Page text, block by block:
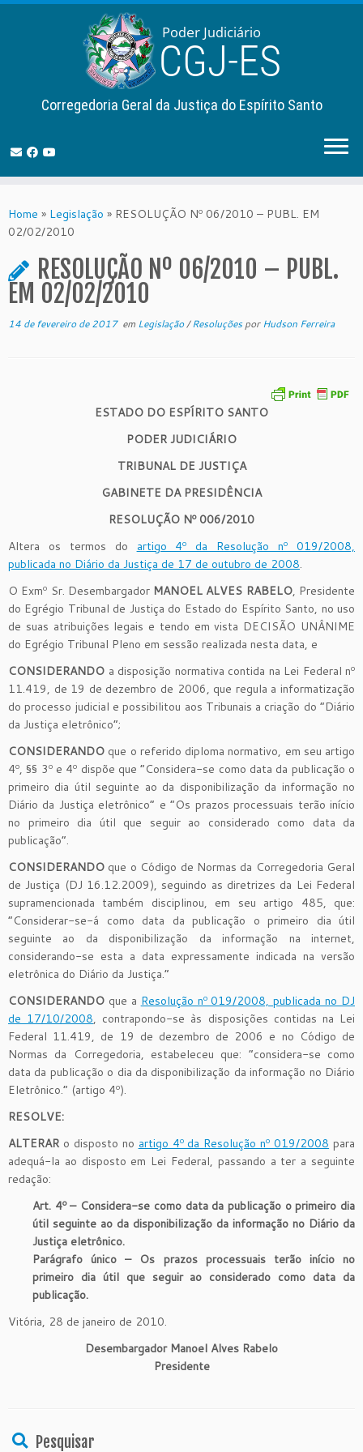
to
content
Corregedoria Geral da Justiça do Espírito Santo
Home » Legislação » RESOLUÇÃO Nº 06/2010 – PUBL. EM
02/02/2010
RESOLUÇÃO Nº 06/2010 – PUBL.
EM 02/02/2010
14 de fevereiro de 2017em Legislação/ResoluçõesporHudson Ferreira
ESTADO DO ESPÍRITO SANTO
PODER JUDICIÁRIO
TRIBUNAL DE JUSTIÇA
GABINETE DA PRESIDÊNCIA
RESOLUÇÃO Nº 006/2010
Altera os termos do artigo 4º da Resolução nº 019/2008,
publicada no Diário da Justiça de 17 de outubro de 2008.
O Exmº Sr. Desembargador MANOEL ALVES RABELO, Presidente
do Egrégio Tribunal de Justiça do Estado do Espírito Santo, no uso
de suas atribuições legais e tendo em vista DECISÃO UNÂNIME
do Egrégio Tribunal Pleno em sessão realizada nesta data, e
CONSIDERANDO a disposição normativa contida na Lei Federal nº
11.419, de 19 de dezembro de 2006, que regula a informatização
do processo judicial e possibilitou aos Tribunais a criação do “Diário
da Justiça eletrônico”;
CONSIDERANDO que o referido diploma normativo, em seu artigo
4º, §§ 3º e 4º dispõe que “Considera-se como data da publicação o
primeiro dia útil seguinte ao da disponibilização da informação no
Diário da Justiça eletrônico” e “Os prazos processuais terão início
no primeiro dia útil que seguir ao considerado como data da
publicação”.
CONSIDERANDO que o Código de Normas da Corregedoria Geral
de Justiça (DJ 16.12.2009), seguindo as diretrizes da Lei Federal
supramencionada também disciplinou, em seu artigo 485, que:
“Considerar-se-á como data da publicação o primeiro dia útil
seguinte ao da disponibilização da informação na internet,
considerando-se esta a data expressamente indicada na versão
eletrônica do Diário da Justiça.”
CONSIDERANDO que a Resolução nº 019/2008, publicada no DJ
de 17/10/2008, contrapondo-se às disposições contidas na Lei
Federal 11.419, de 19 de dezembro de 2006 e no Código de
Normas da Corregedoria, estabeleceu que: “considera-se como
data da publicação o dia da disponibilização da informação no Diário
Eletrônico.” (artigo 4º).
RESOLVE:
ALTERAR o disposto no artigo 4º da Resolução nº 019/2008 para
adequá-la ao disposto em Lei Federal, passando a ter a seguinte
redação:
Art. 4º – Considera-se como data da publicação o primeiro dia
útil seguinte ao da disponibilização da informação no Diário da
Justiça eletrônico.
Parágrafo único – Os prazos processuais terão início no
primeiro dia útil que seguir ao considerado como data da
publicação.
Vitória, 28 de janeiro de 2010.
Desembargador Manoel Alves Rabelo
Presidente
Pesquisar